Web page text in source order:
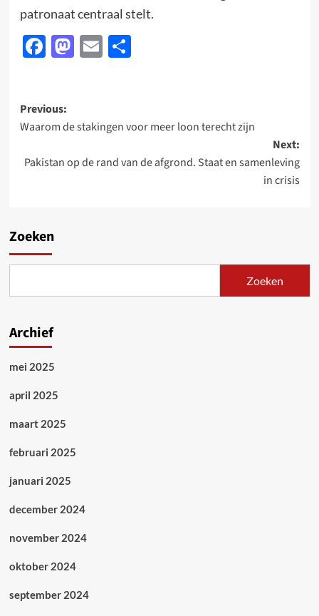
patronaat centraal stelt.
Facebook
Mastodon
EmailDelen
Post
navigation
Previous:
Waarom de stakingen voor meer loon terecht zijn
Next:
Pakistan op de rand van de afgrond. Staat en samenleving
in crisis
Zoeken
Zoeken
Archief
mei 2025
april 2025
maart 2025
februari 2025
januari 2025
december 2024
november 2024
oktober 2024
september 2024